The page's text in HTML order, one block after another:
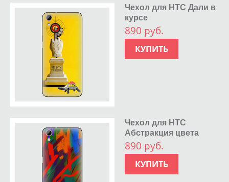
Чехол для HTC Дали в
курсе
890 руб.
КУПИТЬ
Чехол для HTC
Абстракция цвета
890 руб.
КУПИТЬ